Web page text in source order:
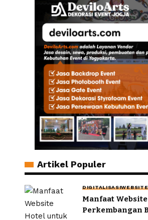
Artikel Populer
DIGITALISASIWEBSITE
Manfaat
Perkembangan